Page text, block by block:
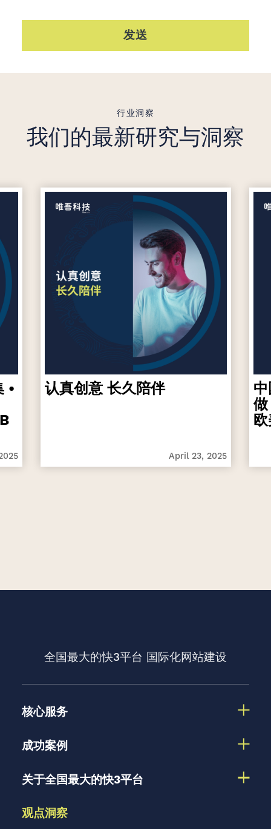
发送
行业洞察
我们的最新研究与洞察
•
认真创意 长久陪伴
April 23, 2025
全国最大的快3平台 国际化网站建设
核心服务
成功案例
关于全国最大的快3平台
观点洞察